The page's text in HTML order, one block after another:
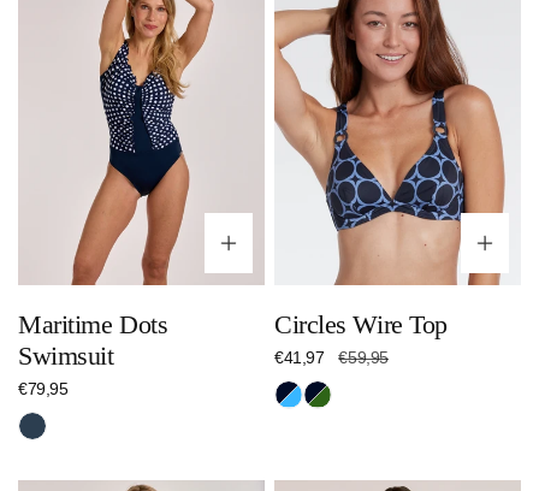
Optionen wählen
Maritime Dots
Swimsuit
Regulärer
Preis
€79,95
Nachtblau
Top
Circles Wire Top
Verkaufspreis
€41,97
Regulärer
Preis
€59,95
Nachtblau/Hellblau
Nachtblau/Dunkelgrün